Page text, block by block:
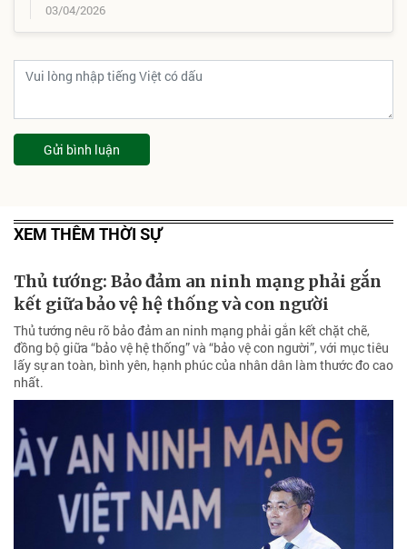
03/04/2026
Gửi bình luận
XEM THÊM THỜI SỰ
Thủ tướng: Bảo đảm an ninh mạng phải gắn
kết giữa bảo vệ hệ thống và con người
Thủ tướng nêu rõ bảo đảm an ninh mạng phải gắn kết chặt chẽ,
đồng bộ giữa “bảo vệ hệ thống” và “bảo vệ con người”, với mục tiêu
lấy sự an toàn, bình yên, hạnh phúc của nhân dân làm thước đo cao
nhất.